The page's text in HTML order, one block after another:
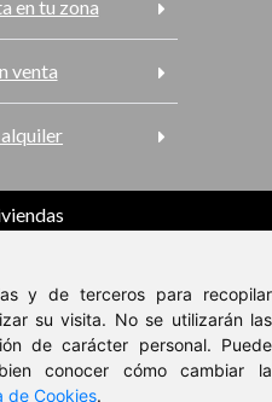
y de terceros para recopilar
su visita. No se utilizarán las
de carácter personal. Puede
conocer cómo cambiar la
de Cookies.
en tu zona
venta
alquiler